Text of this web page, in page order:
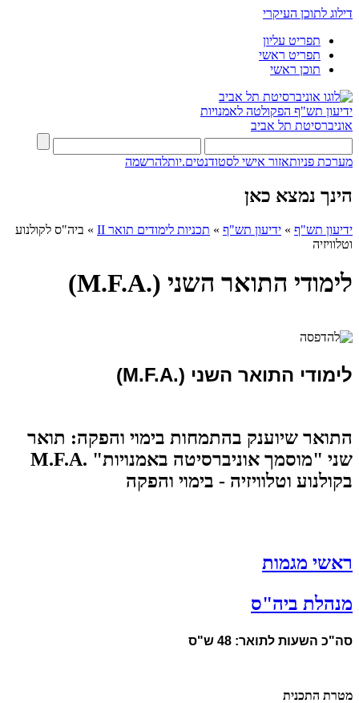
דילוג לתוכן העיקרי
תפריט עליון
תפריט ראשי
תוכן ראשי
ידיעון תש"ף הפקולטה לאמנויות
אוניברסיטת תל אביב
מערכת פניותאזור אישי לסטודנטים.יותלהרשמה
הינך נמצא כאן
ידיעון תש"ף » ידיעון תש"ף » תכניות לימודים תואר II » ביה"ס לקולנוע
וטלוויזיה
לימודי התואר השני (.M.F.A)
לימודי התואר השני (.M.F.A)
התואר שיוענק בהתמחות בימוי והפקה: תואר
שני "מוסמך אוניברסיטה באמנויות" .M.F.A
בקולנוע וטלוויזיה - בימוי והפקה
ראשי מגמות
מנהלת ביה"ס
סה"כ השעות לתואר: 48 ש"ס
מטרת התכנית